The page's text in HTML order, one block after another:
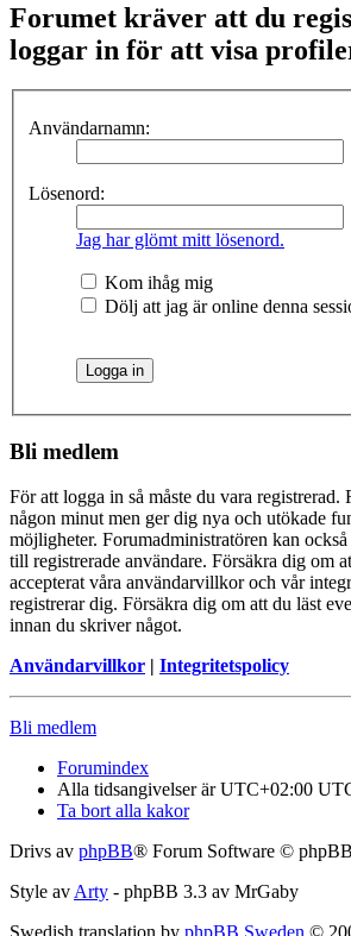
Forumet kräver att du
loggar in för att visa
Användarnamn:
Lösenord:
Jag har glömt mitt lösenord.
Kom ihåg mig
Dölj att jag är online denna
Bli medlem
För att logga in så måste du vara registrerad.
någon minut men ger dig nya och utökade
möjligheter. Forumadministratören kan
till registrerade användare. Försäkra dig om
accepterat våra användarvillkor och vår
registrerar dig. Försäkra dig om att du läst
innan du skriver något.
Användarvillkor | Integritetspolicy
Bli medlem
Forumindex
Alla tidsangivelser är UTC+02:00
Ta bort alla kakor
Drivs av phpBB® Forum Software ©
Style avArty - phpBB 3.3 av MrGaby